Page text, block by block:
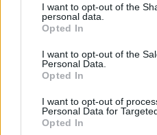
not limited to your visit or
grant or deny consent to
use your data for below
consent section.
I want to opt-out of the
personal data.
Opted In
I want to opt-out of the
Personal Data.
Opted In
I want to opt-out of
Personal Data for
Opted In
Ricevi le